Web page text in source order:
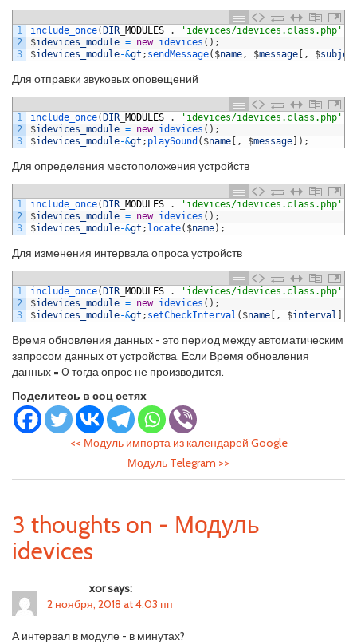
1
2
3
include_once( DIR MODULES . 'idevices/idevices.class.php'
$idevices_module = new idevices ( ) ;
$idevices_module-&gt ; sendMessage( $name, $message , $
Для отправки звуковых оповещений
1
2
3
include_once( DIR MODULES . 'idevices/idevices.class.php'
$idevices_module = new idevices ( ) ;
$idevices_module-&gt ; playSound ( $name , $message ) ;
Для определения местоположения устройств
1
2
3
include_once( DIR MODULES . 'idevices/idevices.class.php'
$idevices_module = new idevices ( ) ;
$idevices_module-&gt ; locate( $name) ;
Для изменения интервала опроса устройств
1
2
3
include_once( DIR MODULES . 'idevices/idevices.class.php'
$idevices_module = new idevices ( ) ;
$idevices_module-&gt ; setCheckInterval ( $name , $interval
Время обновления данных - это период между автоматическим
запросом данных от устройства. Если Время обновления
данных = 0 тогда опрос не производится.
Поделитесь в соц сетях
<< Модуль импорта из календарей Google
Модуль Telegram >>
3 thoughts on - Модуль
idevices
xor says:
2 ноября, 2018 at 4:03 пп
А интервал в модуле - в минутах?